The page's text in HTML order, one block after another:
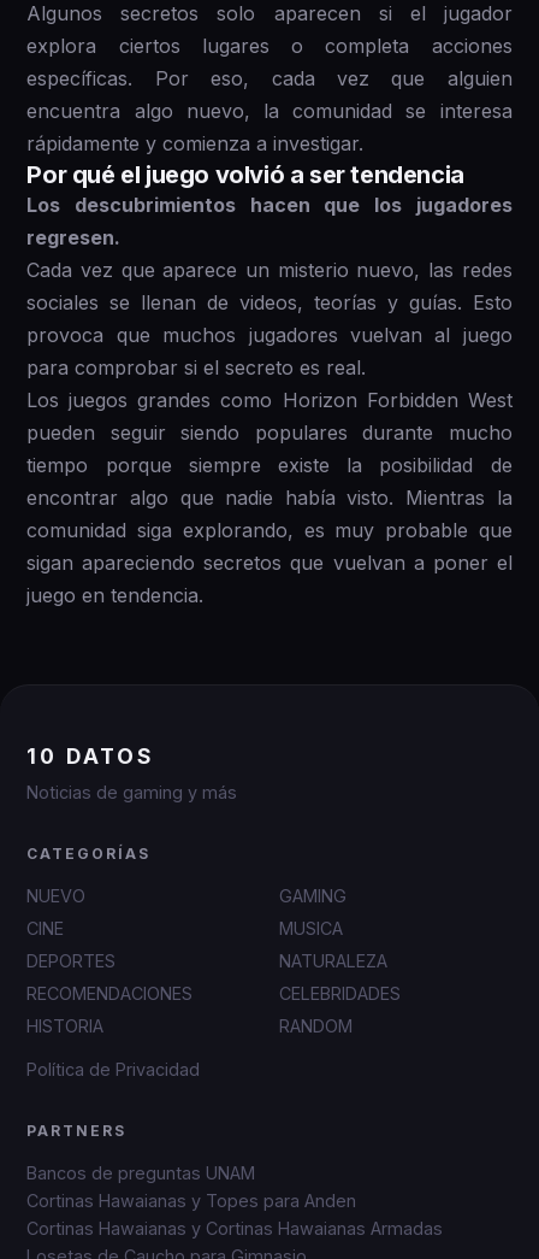
Algunos secretos solo aparecen si el jugador
explora ciertos lugares o completa acciones
específicas. Por eso, cada vez que alguien
encuentra algo nuevo, la comunidad se interesa
rápidamente y comienza a investigar.
Por qué el juego volvió a ser tendencia
Los descubrimientos hacen que los jugadores
regresen.
Cada vez que aparece un misterio nuevo, las redes
sociales se llenan de videos, teorías y guías. Esto
provoca que muchos jugadores vuelvan al juego
para comprobar si el secreto es real.
Los juegos grandes como Horizon Forbidden West
pueden seguir siendo populares durante mucho
tiempo porque siempre existe la posibilidad de
encontrar algo que nadie había visto. Mientras la
comunidad siga explorando, es muy probable que
sigan apareciendo secretos que vuelvan a poner el
juego en tendencia.
10 DATOS
Noticias de gaming y más
CATEGORÍAS
NUEVO
GAMING
CINE
MUSICA
DEPORTES
NATURALEZA
RECOMENDACIONES
CELEBRIDADES
HISTORIA
RANDOM
Política de Privacidad
PARTNERS
Bancos de preguntas UNAM
Cortinas Hawaianas y Topes para Anden
Cortinas Hawaianas y Cortinas Hawaianas Armadas